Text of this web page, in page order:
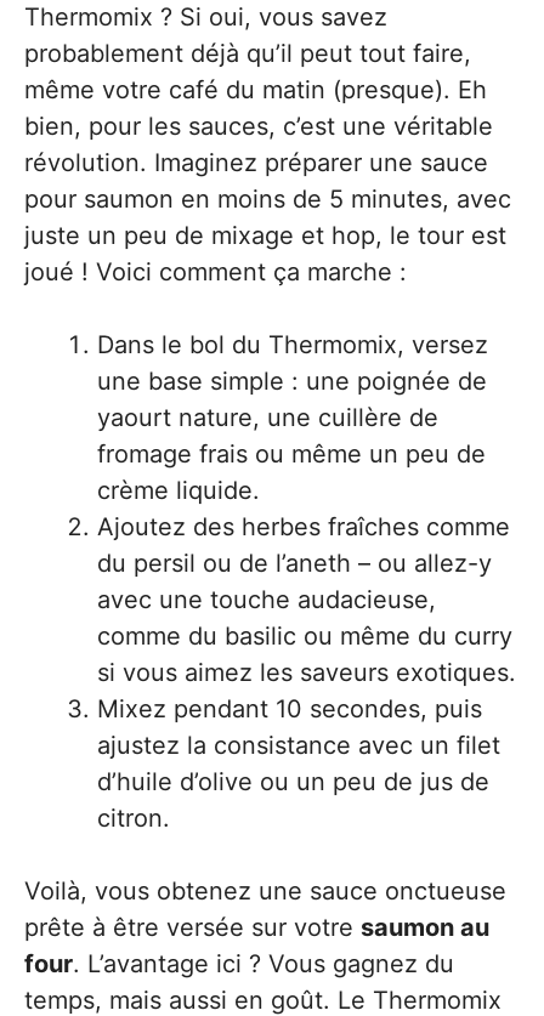
Thermomix ? Si oui, vous savez
probablement déjà qu’il peut tout faire,
même votre café du matin (presque). Eh
bien, pour les sauces, c’est une véritable
révolution. Imaginez préparer une sauce
pour saumon en moins de 5 minutes, avec
juste un peu de mixage et hop, le tour est
joué ! Voici comment ça marche :
Dans le bol du Thermomix, versez
une base simple : une poignée de
yaourt nature, une cuillère de
fromage frais ou même un peu de
crème liquide.
Ajoutez des herbes fraîches comme
du persil ou de l’aneth – ou allez-y
avec une touche audacieuse,
comme du basilic ou même du curry
si vous aimez les saveurs exotiques.
Mixez pendant 10 secondes, puis
ajustez la consistance avec un filet
d’huile d’olive ou un peu de jus de
citron.
Voilà, vous obtenez une sauce onctueuse
prête à être versée sur votre saumon au
four. L’avantage ici ? Vous gagnez du
temps, mais aussi en goût. Le Thermomix